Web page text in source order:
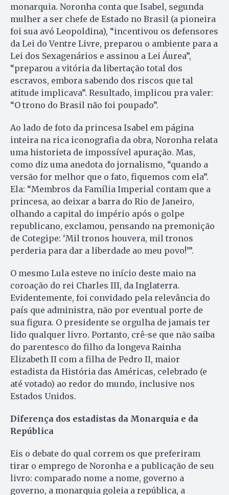
monarquia. Noronha conta que Isabel, segunda
mulher a ser chefe de Estado no Brasil (a pioneira
foi sua avó Leopoldina), “incentivou os defensores
da Lei do Ventre Livre, preparou o ambiente para a
Lei dos Sexagenários e assinou a Lei Áurea”,
“preparou a vitória da libertação total dos
escravos, embora sabendo dos riscos que tal
atitude implicava”. Resultado, implicou pra valer:
“O trono do Brasil não foi poupado”.
Ao lado de foto da princesa Isabel em página
inteira na rica iconografia da obra, Noronha relata
uma historieta de impossível apuração. Mas,
como diz uma anedota do jornalismo, “quando a
versão for melhor que o fato, fiquemos com ela”.
Ela: “Membros da Família Imperial contam que a
princesa, ao deixar a barra do Rio de Janeiro,
olhando a capital do império após o golpe
republicano, exclamou, pensando na premonição
de Cotegipe: ‘Mil tronos houvera, mil tronos
perderia para dar a liberdade ao meu povo!’”.
O mesmo Lula esteve no início deste maio na
coroação do rei Charles III, da Inglaterra.
Evidentemente, foi convidado pela relevância do
país que administra, não por eventual porte de
sua figura. O presidente se orgulha de jamais ter
lido qualquer livro. Portanto, crê-se que não saiba
do parentesco do filho da longeva Rainha
Elizabeth II com a filha de Pedro II, maior
estadista da História das Américas, celebrado (e
até votado) ao redor do mundo, inclusive nos
Estados Unidos.
Diferença dos estadistas da Monarquia e da
República
Eis o debate do qual correm os que preferiram
tirar o emprego de Noronha e a publicação de seu
livro: comparado nome a nome, governo a
governo, a monarquia goleia a república, a